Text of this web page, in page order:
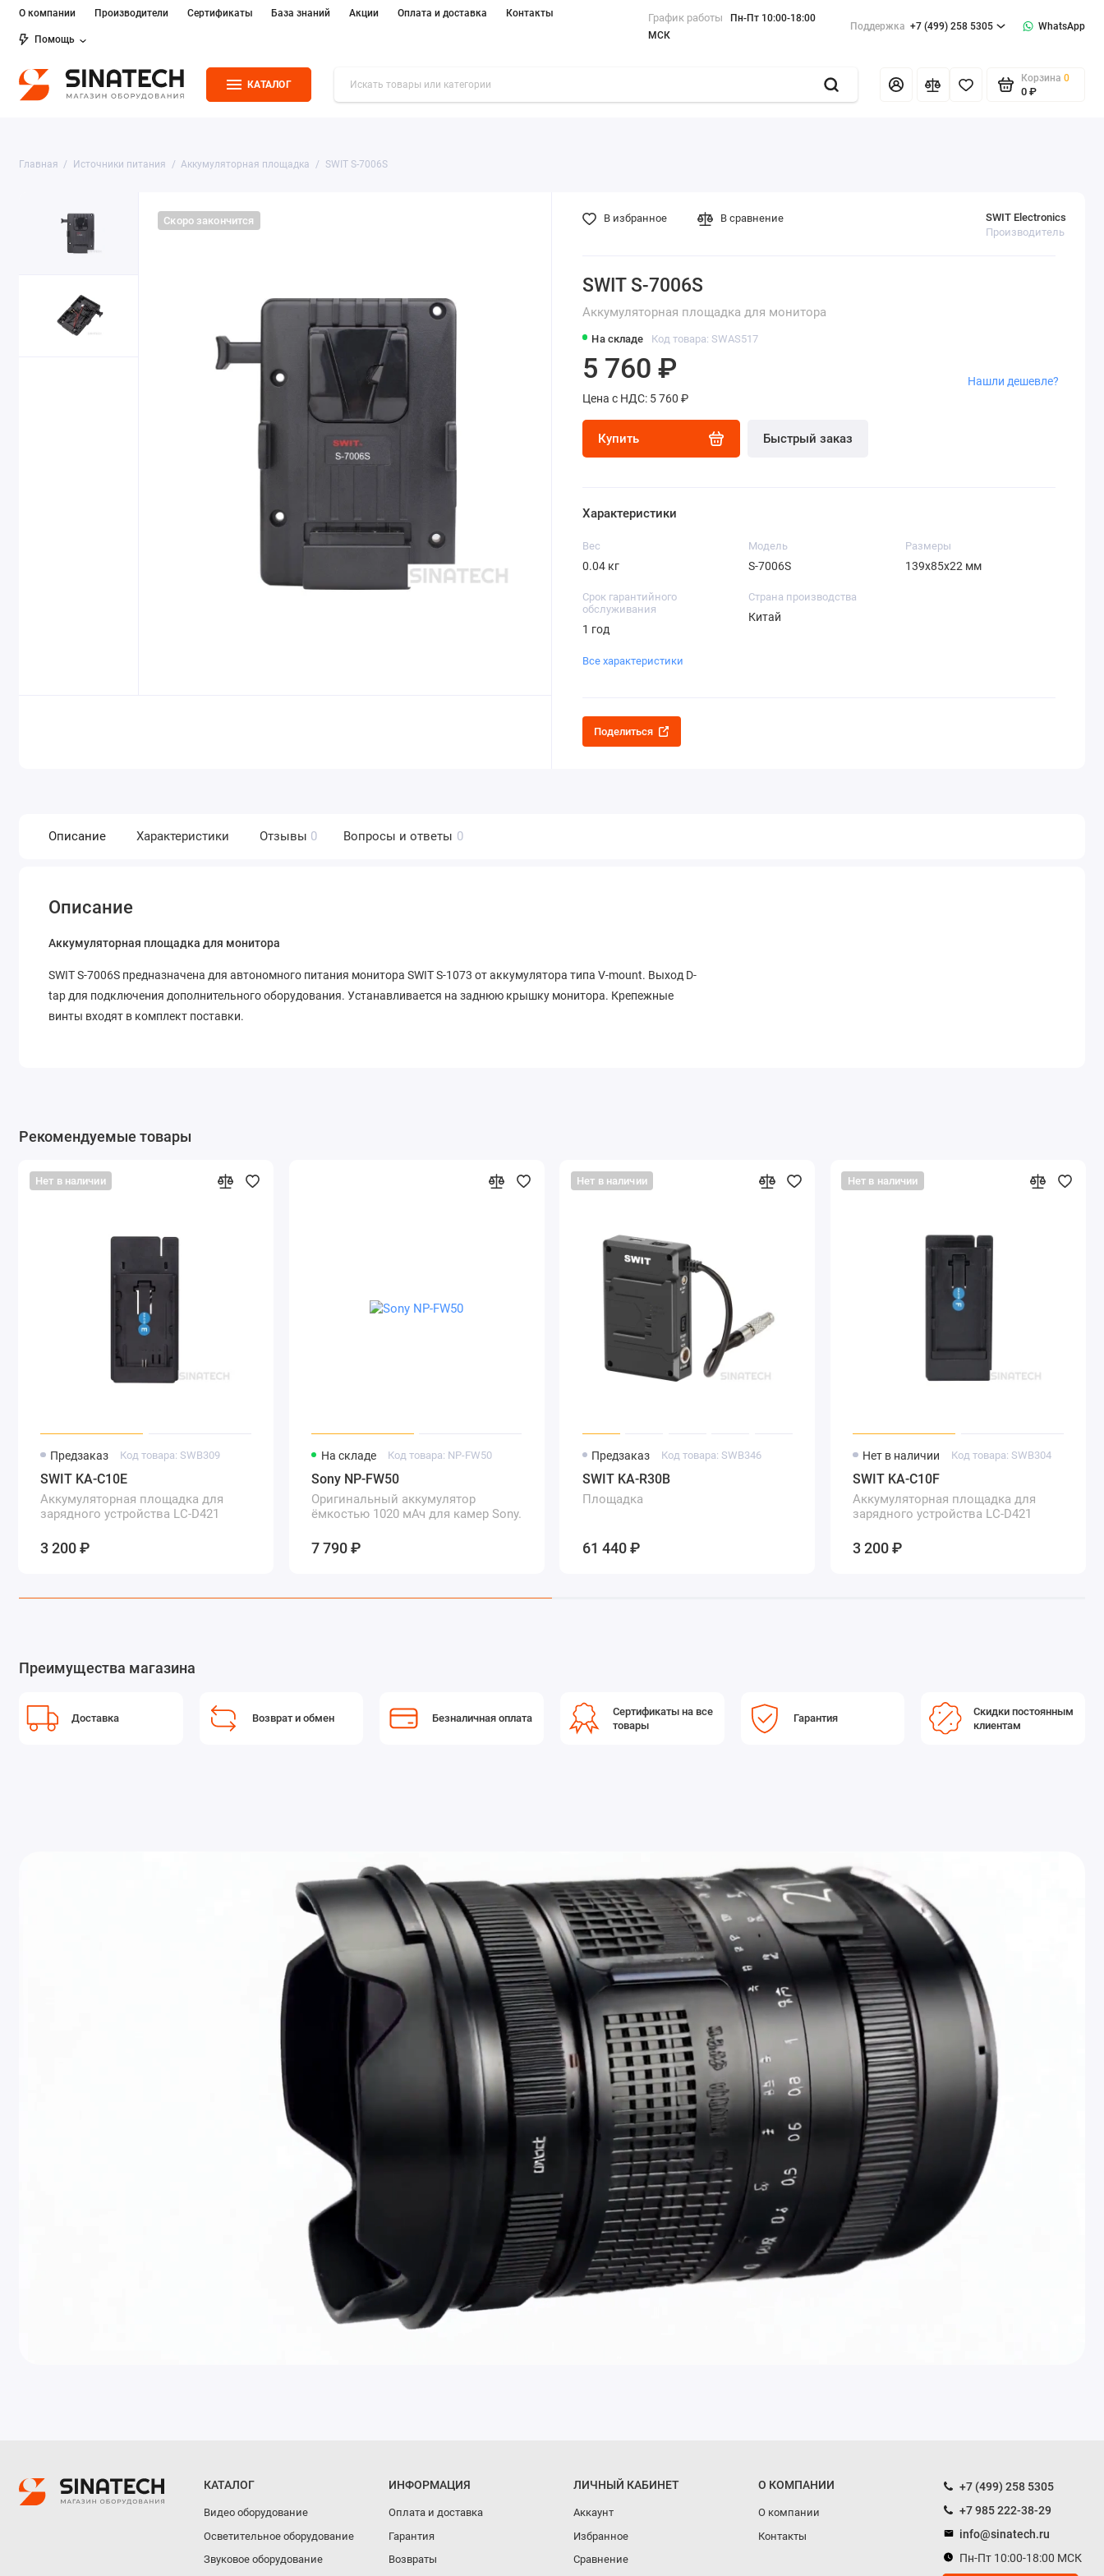
О компании Производители Сертификаты База знаний Акции Оплата и доставка Контакты
Помощь
График работы
Пн-Пт 10:00-18:00
МСК
Поддержка +7 (499) 258 5305 WhatsApp
КАТАЛОГ
Корзина 0
0 ₽
Главная Источники питания Аккумуляторная площадка SWIT S-7006S
Скоро закончится
SWIT S-7006S
Аккумуляторная площадка для монитора
На складе Код товара: SWAS517
SWIT Electronics
Производитель
5 760 ₽
Цена с НДС: 5 760 ₽
Купить Быстрый заказ
Нашли дешевле?
В избранное В сравнение
Характеристики
Вес
0.04 кг
Модель
S-7006S
Размеры
139х85х22 мм
Срок гарантийного
обслуживания
1 год
Страна производства
Китай
Все характеристики
Поделиться
Описание Характеристики Отзывы 0 Вопросы и ответы 0
Описание
Аккумуляторная площадка для монитора
SWIT S-7006S предназначена для автономного питания монитора SWIT S-1073 от аккумулятора типа V-mount. Выход D-
tap для подключения дополнительного оборудования. Устанавливается на заднюю крышку монитора. Крепежные
винты входят в комплект поставки.
Рекомендуемые товары
Нет в наличии
Предзаказ Код товара: SWB309
SWIT KA-C10E
Аккумуляторная площадка для
зарядного устройства LC-D421
3 200 ₽
На складе Код товара: NP-FW50
Sony NP-FW50
Оригинальный аккумулятор
ёмкостью 1020 мАч для камер Sony.
7 790 ₽
Нет в наличии
Предзаказ Код товара: SWB346
SWIT KA-R30B
Площадка
61 440 ₽
Нет в наличии
Нет в наличии Код товара: SWB304
SWIT KA-C10F
Аккумуляторная площадка для
зарядного устройства LC-D421
3 200 ₽
Преимущества магазина
Доставка Возврат и обмен Безналичная оплата
Сертификаты на все
товары
Гарантия
Скидки постоянным
клиентам
КАТАЛОГ
Видео оборудование
Осветительное оборудование
Звуковое оборудование
ИНФОРМАЦИЯ
Оплата и доставка
Гарантия
Возвраты
ЛИЧНЫЙ КАБИНЕТ
Аккаунт
Избранное
Сравнение
О КОМПАНИИ
О компании
Контакты
+7 (499) 258 5305
+7 985 222-38-29
info@sinatech.ru
Пн-Пт 10:00-18:00 МСК